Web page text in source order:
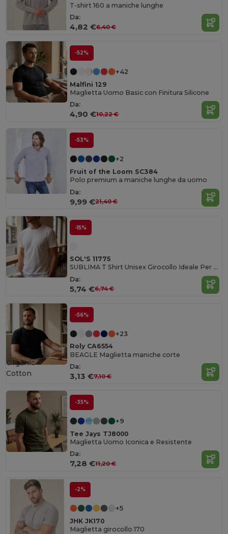
T-shirt 160 a maniche lunghe
Da:
4,82 €6,40 €
-52%
+42
Malfini 129
Maglietta Uomo Basic con Finitura Silicone
Da:
4,90 €10,22 €
-53%
+2
Fruit of the Loom SC384
Polo premium a maniche lunghe da uomo
Da:
9,99 €21,40 €
-15%
SOL'S 11775
SUBLIMA T Shirt Unisex Girocollo Ideale Per La Sublimazione
Da:
5,74 €6,74 €
-56%
+23
Roly CA6554
BEAGLE Maglietta maniche corte
Da:
3,13 €7,10 €
Organic
Cotton
-35%
+9
Tee Jays TJ8000
Maglietta Uomo Iconica e Resistente
Da:
7,28 €11,20 €
-2%
+5
JHK JK170
Maglietta girocollo 170